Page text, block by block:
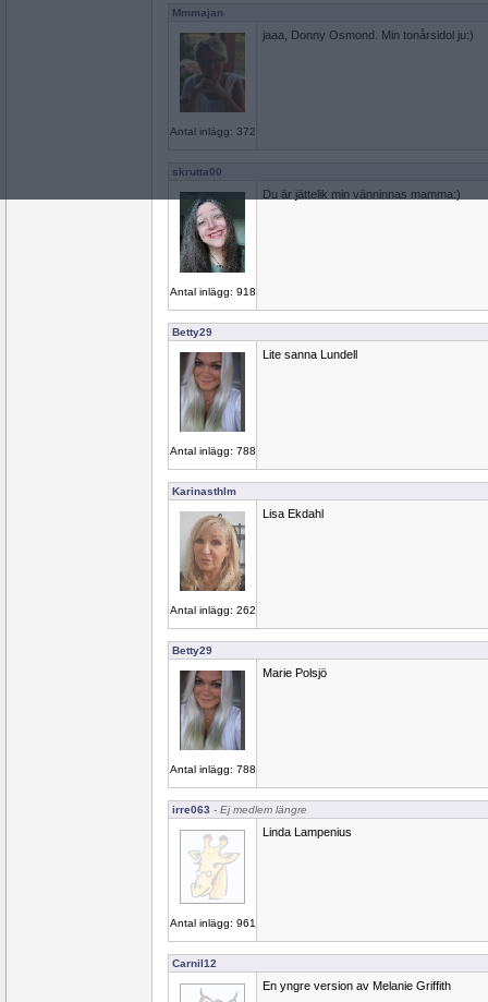
Mmmajan
Antal inlägg: 372
jaaa, Donny Osmond. Min tonårsidol ju:)
skrutta00
Antal inlägg: 918
Du är jättelik min vänninnas mamma:)
Betty29
Antal inlägg: 788
Lite sanna Lundell
Karinasthlm
Antal inlägg: 262
Lisa Ekdahl
Betty29
Antal inlägg: 788
Marie Polsjö
irre063 - Ej medlem längre
Antal inlägg: 961
Linda Lampenius
Carnil12
En yngre version av Melanie Griffith